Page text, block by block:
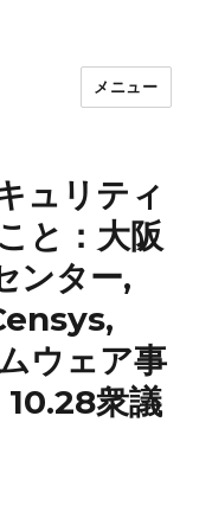
メニュー
ュリティ
と：大阪
ンター,
ウェア事
衆議